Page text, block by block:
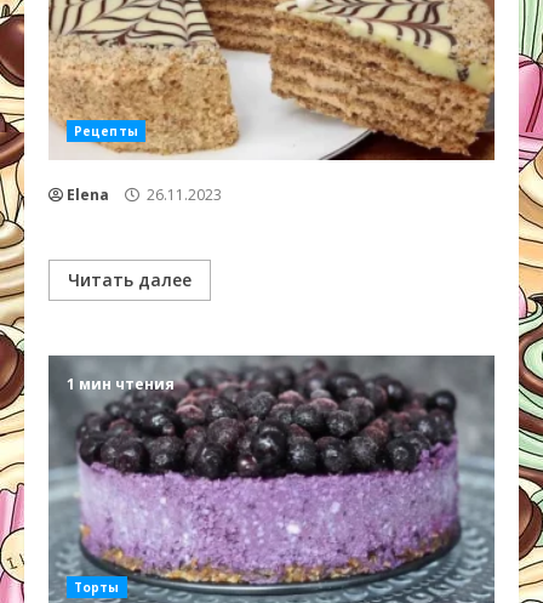
Рецепты
Elena 26.11.2023
Читать далее
1 мин чтения
Торты